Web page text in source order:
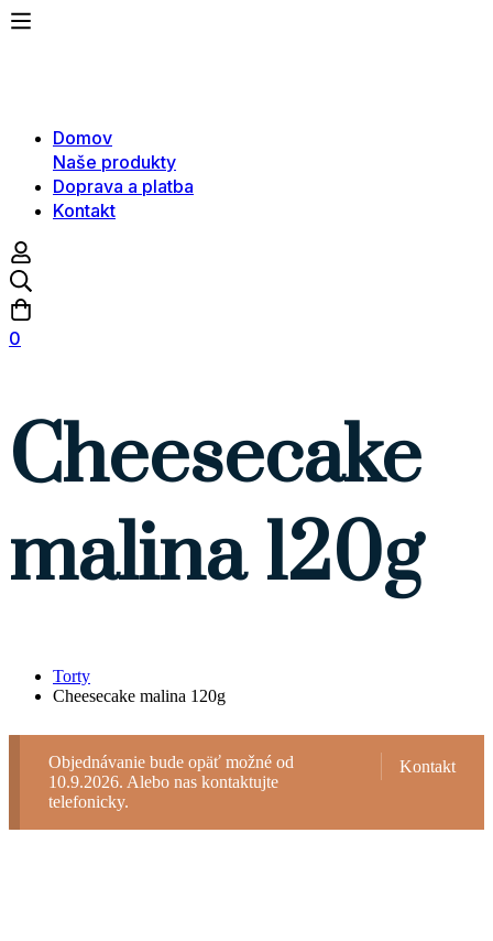
Domov
Naše produkty
Doprava a platba
Kontakt
0
Cheesecake
malina 120g
Torty
Cheesecake malina 120g
Kontakt
Objednávanie bude opäť možné od
10.9.2026. Alebo nas kontaktujte
telefonicky.